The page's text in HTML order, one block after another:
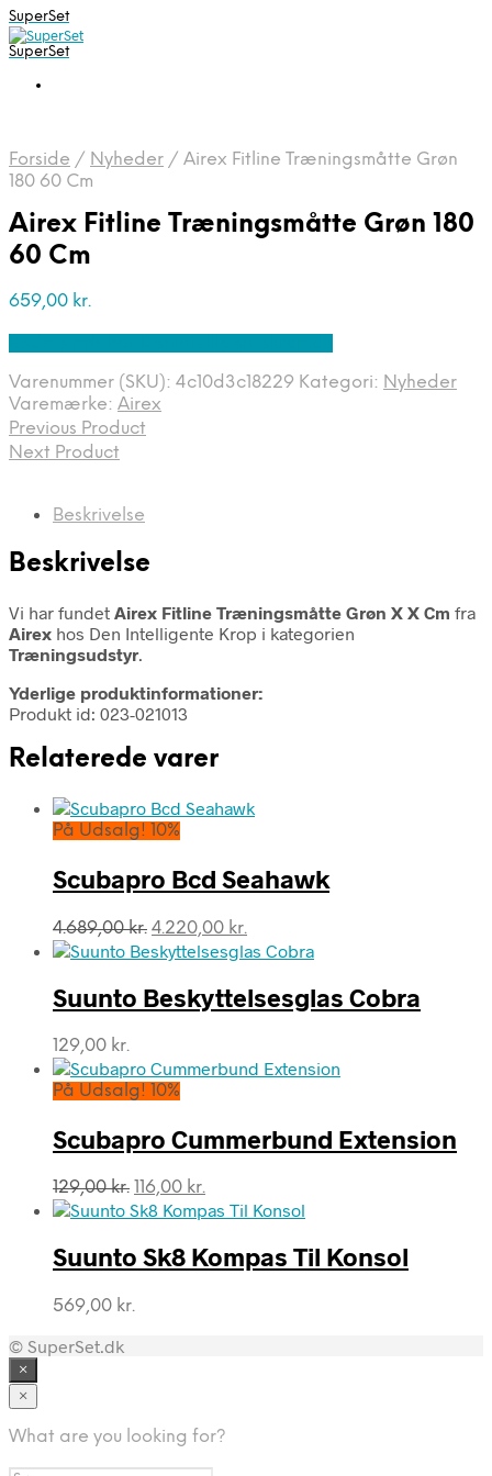
SuperSet
SuperSet
Forside / Nyheder / Airex Fitline Træningsmåtte Grøn
180 60 Cm
Airex Fitline Træningsmåtte Grøn 180
60 Cm
659,00 kr.
Varenummer (SKU): 4c10d3c18229 Kategori: Nyheder
Varemærke: Airex
Previous Product
Next Product
Beskrivelse
Beskrivelse
Vi har fundet Airex Fitline Træningsmåtte Grøn X X Cm fra
Airex hos Den Intelligente Krop i kategorien
Træningsudstyr.
Yderlige produktinformationer:
Produkt id: 023-021013
Relaterede varer
På Udsalg! 10%
Scubapro Bcd Seahawk
4.689,00kr. Den
oprindelige
var:
4.689,00 kr..
4.220,00 kr.
aktuelle
er:
4.220,00 kr..
Suunto Beskyttelsesglas Cobra
129,00 kr.
På Udsalg! 10%
Scubapro Cummerbund Extension
129,00kr. Den
oprindelige
var:
129,00 kr..
116,00 kr.
aktuelle
er:
116,00 kr..
Suunto Sk8 Kompas Til Konsol
569,00 kr.
© SuperSet.dk
×
×
What are you looking for?